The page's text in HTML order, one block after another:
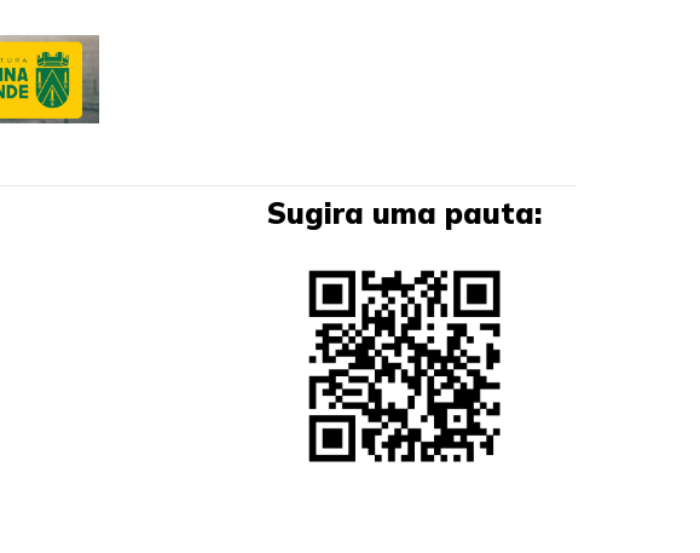
Sugira uma pauta: